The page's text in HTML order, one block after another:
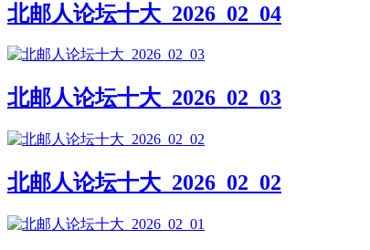
北邮人论坛十大_2026_02_04
北邮人论坛十大_2026_02_03
北邮人论坛十大_2026_02_02